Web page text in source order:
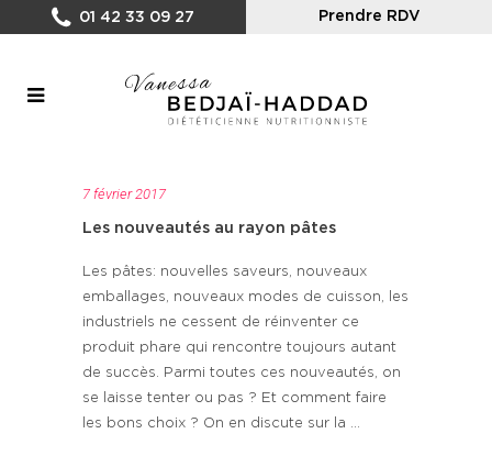
01 42 33 09 27 Prendre RDV
7 février 2017
Les nouveautés au rayon pâtes
Les pâtes: nouvelles saveurs, nouveaux
emballages, nouveaux modes de cuisson, les
industriels ne cessent de réinventer ce
produit phare qui rencontre toujours autant
de succès. Parmi toutes ces nouveautés, on
se laisse tenter ou pas ? Et comment faire
les bons choix ? On en discute sur la ...